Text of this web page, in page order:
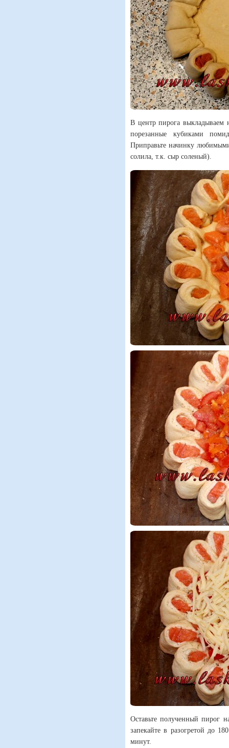
В центр пирога выкладываем
порезанные кубиками
Приправьте начинку
солила, т.к. сыр соленый).
Оставьте полученный пирог
запекайте в разогретой до
минут.